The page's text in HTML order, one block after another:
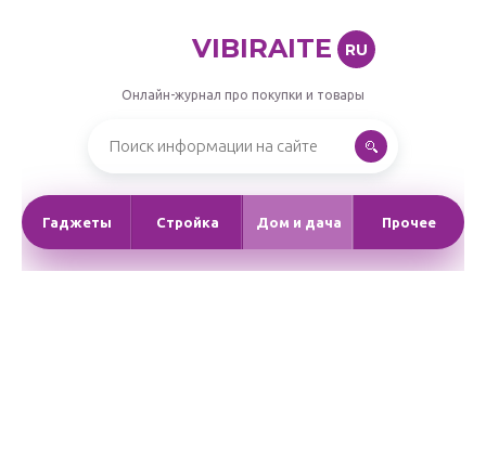
VIBIRAITE RU
Онлайн-журнал про покупки и товары
Гаджеты Стройка Дом и дача Прочее